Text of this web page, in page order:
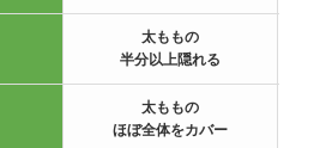
太ももの
半分以上隠れる
太ももの
ほぼ全体をカバー